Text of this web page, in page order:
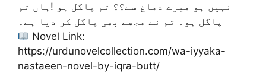
نہیں ہو میرے دماغ سے؟؟ تم پاگل ہو !ہاں تم
پاگل ہو۔ تم نے مجھے بھی پاگل کر دیا ہے۔
Novel Link:
https://urdunovelcollection.com/wa-iyyaka-
nastaeen-novel-by-iqra-butt/